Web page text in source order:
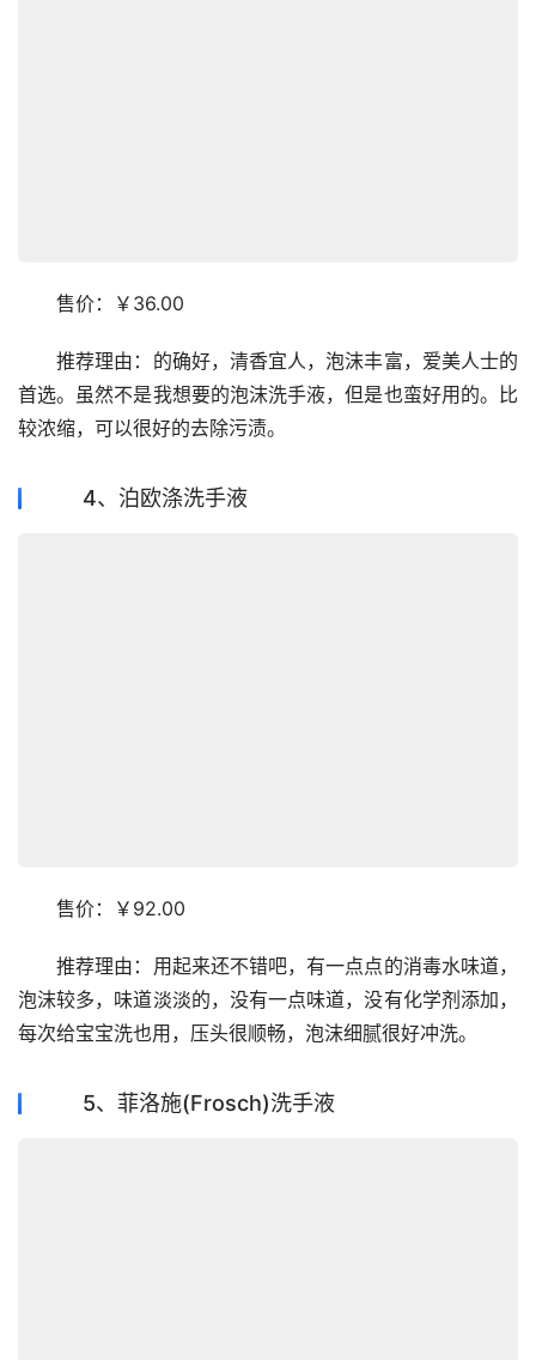
售价：￥36.00
推荐理由：的确好，清香宜人，泡沫丰富，爱美人士的
首选。虽然不是我想要的泡沫洗手液，但是也蛮好用的。比
较浓缩，可以很好的去除污渍。
4、泊欧涤洗手液
售价：￥92.00
推荐理由：用起来还不错吧，有一点点的消毒水味道，
泡沫较多，味道淡淡的，没有一点味道，没有化学剂添加，
每次给宝宝洗也用，压头很顺畅，泡沫细腻很好冲洗。
5、菲洛施(Frosch)洗手液